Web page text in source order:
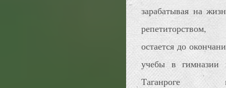
зарабатывая на
репетиторством,
остается до
учебы в гимназии
Таганроге